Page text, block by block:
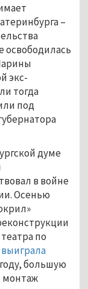
–
освободилась
экс-
тогда
под
думе
в войне
Осенью
по
выиграла
большую
монтаж